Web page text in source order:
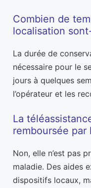
Combien de
localisation
La durée de
nécessaire pour le
jours à quelques
l’opérateur et les
La
remboursée par
Non, elle n’est pas
maladie. Des aides
dispositifs locaux,